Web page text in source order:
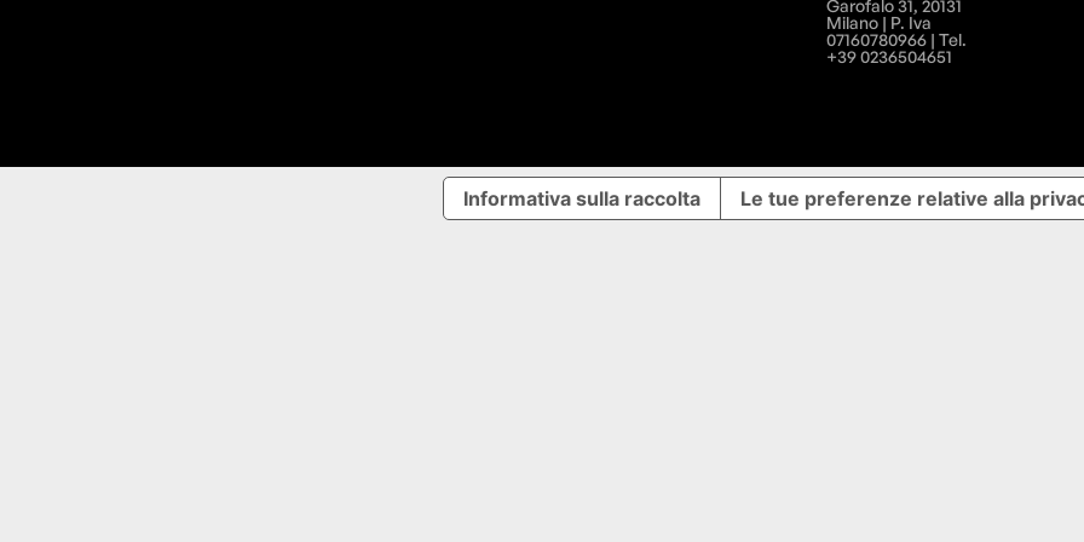
Garofalo 31, 20131
Milano | P. Iva
07160780966 | Tel.
+39 0236504651
Informativa sulla raccolta Le tue preferenze relative alla